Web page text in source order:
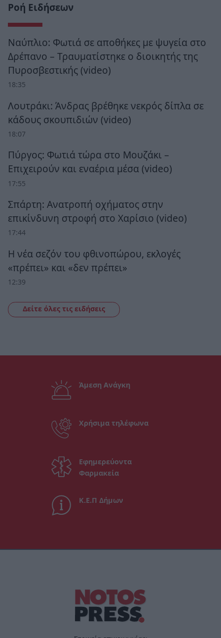
Ροή Ειδήσεων
Ναύπλιο: Φωτιά σε αποθήκες με ψυγεία στο
Δρέπανο – Τραυματίστηκε ο διοικητής της
Πυροσβεστικής (video)
18:35
Λουτράκι: Άνδρας βρέθηκε νεκρός δίπλα σε
κάδους σκουπιδιών (video)
18:07
Πύργος: Φωτιά τώρα στο Μουζάκι –
Επιχειρούν και εναέρια μέσα (video)
17:55
Σπάρτη: Ανατροπή οχήματος στην
επικίνδυνη στροφή στο Χαρίσιο (video)
17:44
Η νέα σεζόν του φθινοπώρου, εκλογές
«πρέπει» και «δεν πρέπει»
12:39
Δείτε όλες τις ειδήσεις
Άμεση Ανάγκη
Χρήσιμα τηλέφωνα
Εφημερεύοντα
Φαρμακεία
Κ.Ε.Π Δήμων